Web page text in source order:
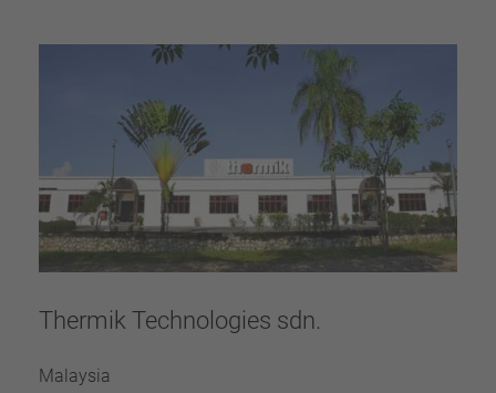
Thermik Technologies sdn.
Malaysia